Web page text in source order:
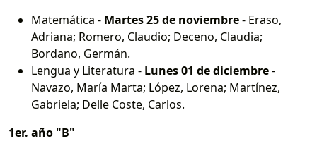
Matemática - Martes 25 de noviembre- Eraso,
Adriana; Romero, Claudio; Deceno, Claudia;
Bordano, Germán.
Lengua y Literatura - Lunes 01 de diciembre-
Navazo, María Marta; López, Lorena; Martínez,
Gabriela; Delle Coste, Carlos.
1er. año "B"